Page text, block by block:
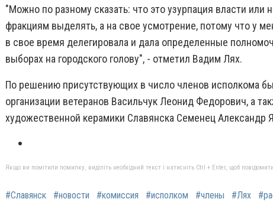
"Можно по разному сказать: что это узурпация власти или
фракциям выделять, а на свое усмотрение, потому что у
в свое время делегировала и дала определенные
выборах на городского голову", - отметил Вадим Лях.
По решению присутствующих в число членов исполкома
организации ветеранов Васильчук Леонид Федорович, а
художественной керамики Славянска Семенец Александр
Якщо ви помітили помилку, виділіть необхідний текст і натисніть Ctrl + Enter, щоб
#Славянск #новости #комиссия #исполком #члены #Лях